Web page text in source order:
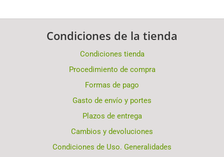
Condiciones de la tienda
Condiciones tienda
Procedimiento de compra
Formas de pago
Gasto de envío y portes
Plazos de entrega
Cambios y devoluciones
Condiciones de Uso. Generalidades